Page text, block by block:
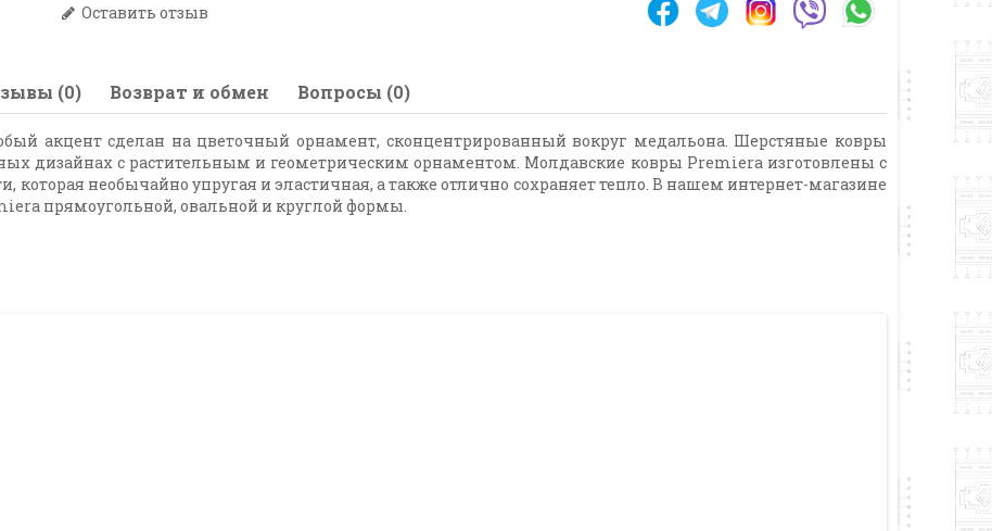
Оставить отзыв
(0) Возврат и обмен Вопросы (0)
акцент сделан на цветочный орнамент, сконцентрированный вокруг медальона. Шерстяные ковры
дизайнах с растительным и геометрическим орнаментом. Молдавские ковры Premiera изготовлены с
которая необычайно упругая и эластичная, а также отлично сохраняет тепло. В нашем интернет-магазине
прямоугольной, овальной и круглой формы.